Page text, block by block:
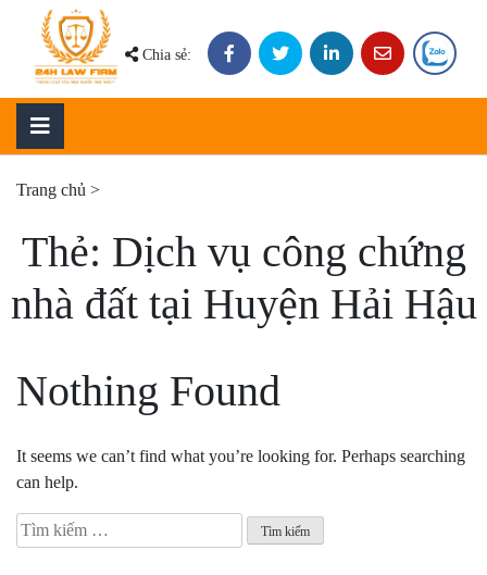
content
Chia sẻ:
Trang chủ >
Thẻ: Dịch vụ công chứng
nhà đất tại Huyện Hải Hậu
Nothing Found
It seems we can’t find what you’re looking for. Perhaps searching
can help.
Tìm
kiếm